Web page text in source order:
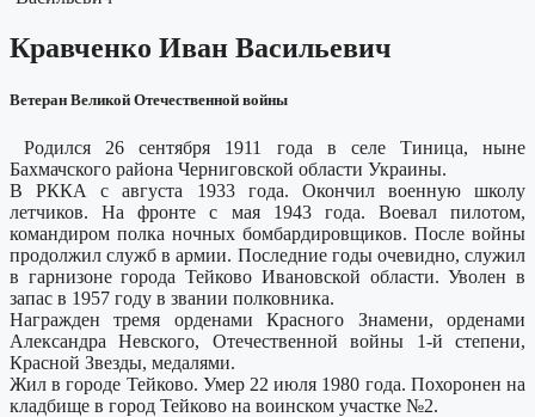
Кравченко Иван Васильевич
Ветеран Великой Отечественной войны
Родился 26 сентября 1911 года в селе Тиница, ныне
Бахмачского района Черниговской области Украины.
В РККА с августа 1933 года. Окончил военную школу
летчиков. На фронте с мая 1943 года. Воевал пилотом,
командиром полка ночных бомбардировщиков. После войны
продолжил служб в армии. Последние годы очевидно, служил
в гарнизоне города Тейково Ивановской области. Уволен в
запас в 1957 году в звании полковника.
Награжден тремя орденами Красного Знамени, орденами
Александра Невского, Отечественной войны 1-й степени,
Красной Звезды, медалями.
Жил в городе Тейково. Умер 22 июля 1980 года. Похоронен на
кладбище в город Тейково на воинском участке №2.